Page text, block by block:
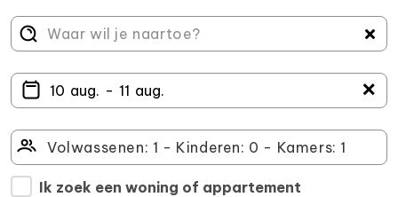
＋
Ik zoek een woning of appartement